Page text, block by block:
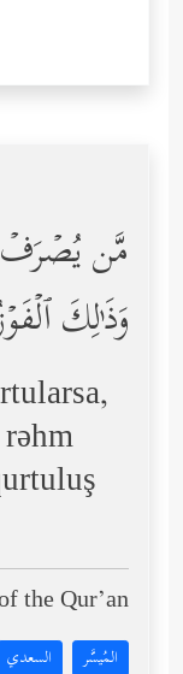
مَّن یُصۡرَفۡ
وَذَ ٰ⁠لِكَ
the Qur’an:
المُيسَّر السعدي